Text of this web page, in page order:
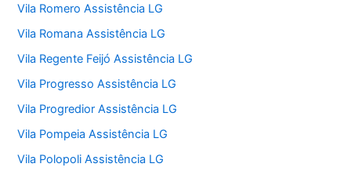
Vila Romero Assistência LG
Vila Romana Assistência LG
Vila Regente Feijó Assistência LG
Vila Progresso Assistência LG
Vila Progredior Assistência LG
Vila Pompeia Assistência LG
Vila Polopoli Assistência LG